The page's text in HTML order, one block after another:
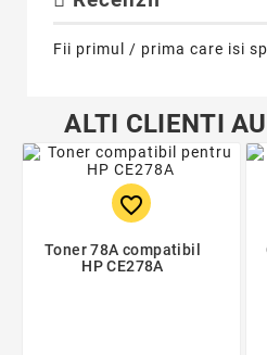
Fii primul / prima care isi
ALTI CLIENTI
favorite_border
Toner 78A compatibil
HP CE278A